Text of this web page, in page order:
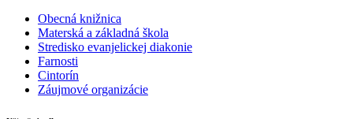
Obecná knižnica
Materská a základná škola
Stredisko evanjelickej diakonie
Farnosti
Cintorín
Záujmové organizácie